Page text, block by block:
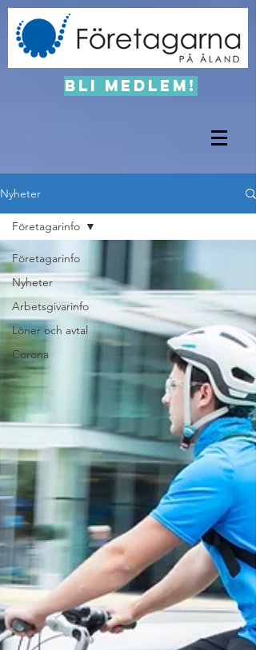
Bli medlem!
Nyheter
Företagarinfo
Nyheter
Arbetsgivarinfo
Löner och avtal
Corona
Företagarinfo